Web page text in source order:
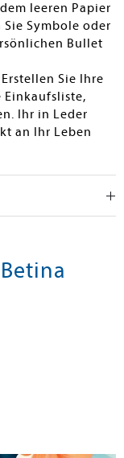
leeren Papier
Symbole oder
Bullet
Sie Ihre
Ihr in Leder
an Ihr Leben